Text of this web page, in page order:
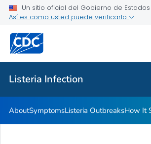
Un sitio oficial del Gobierno de
Así es como usted puede verificarlo
Listeria Infection
Salud pública
ListeriaInfection
AboutSymptomsListeria OutbreaksHow It